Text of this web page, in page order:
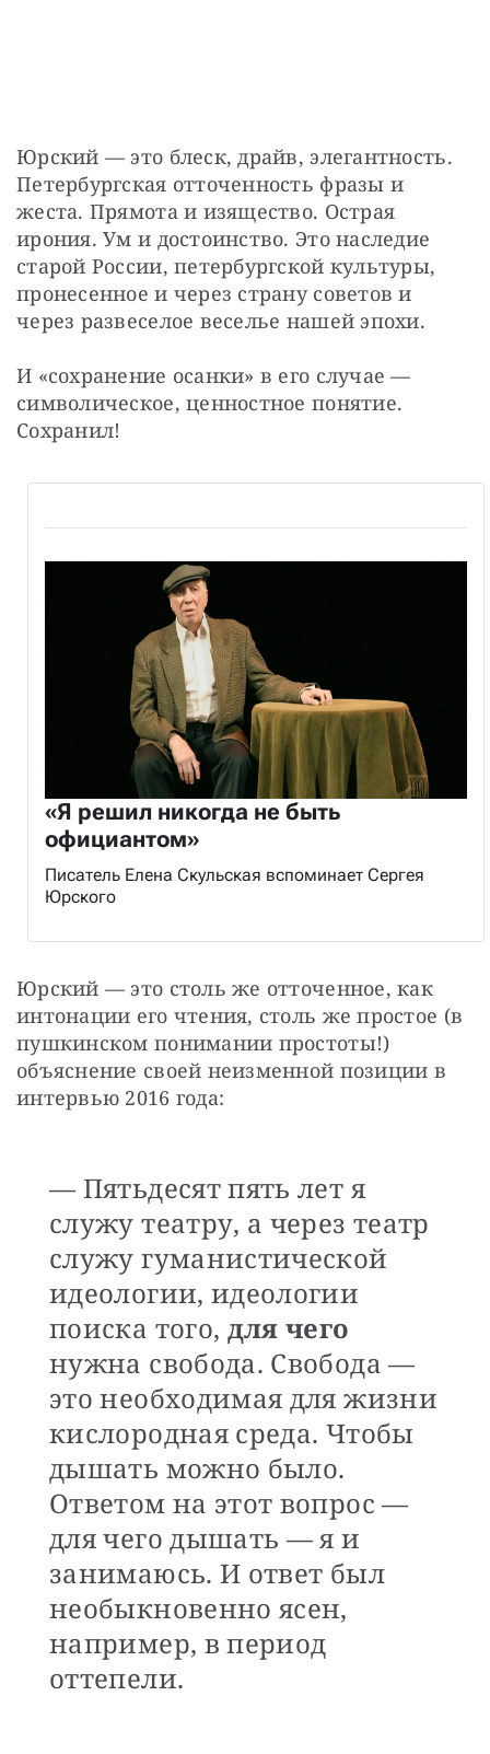
Юрский — это блеск, драйв, элегантность.
Петербургская отточенность фразы и
жеста. Прямота и изящество. Острая
ирония. Ум и достоинство. Это наследие
старой России, петербургской культуры,
пронесенное и через страну советов и
через развеселое веселье нашей эпохи.
И «сохранение осанки» в его случае —
символическое, ценностное понятие.
Сохранил!
«Я решил никогда не быть
официантом»
Писатель Елена Скульская вспоминает Сергея
Юрского
Юрский — это столь же отточенное, как
интонации его чтения, столь же простое (в
пушкинском понимании простоты!)
объяснение своей неизменной позиции в
интервью 2016 года:
— Пятьдесят пять лет я
служу театру, а через театр
служу гуманистической
идеологии, идеологии
поиска того, для чего
нужна свобода. Свобода —
это необходимая для жизни
кислородная среда. Чтобы
дышать можно было.
Ответом на этот вопрос —
для чего дышать — я и
занимаюсь. И ответ был
необыкновенно ясен,
например, в период
оттепели.